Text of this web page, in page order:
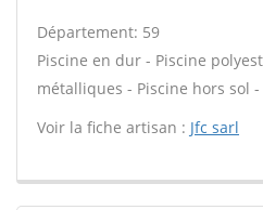
Département: 59
Piscine en dur - Piscine
métalliques - Piscine hors sol
Voir la fiche artisan : Jfc sarl